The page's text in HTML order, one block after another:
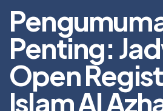
Penting:
Open
Islam Al